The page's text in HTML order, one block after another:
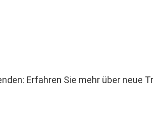
Erfahren Sie mehr über